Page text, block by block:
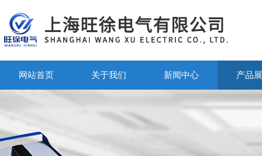
网站首页 关于我们 新闻中心 产品